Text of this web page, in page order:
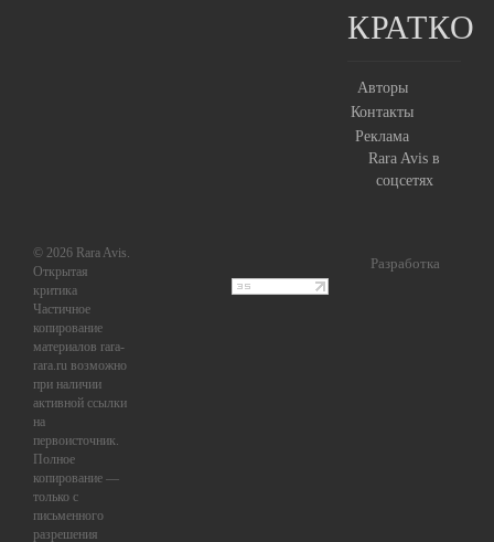
КРАТКО
Авторы
Контакты
Реклама
Rara Avis в
соцсетях
Разработка
© 2026 Rara Avis.
Открытая
критика
Частичное
копирование
материалов rara-
rara.ru возможно
при наличии
активной ссылки
на
первоисточник.
Полное
копирование —
только с
письменного
разрешения